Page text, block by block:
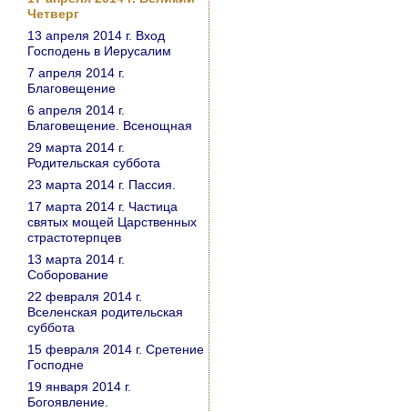
Четверг
13 апреля 2014 г. Вход
Господень в Иерусалим
7 апреля 2014 г.
Благовещение
6 апреля 2014 г.
Благовещение. Всенощная
29 марта 2014 г.
Родительская суббота
23 марта 2014 г. Пассия.
17 марта 2014 г. Частица
святых мощей Царственных
страстотерпцев
13 марта 2014 г.
Соборование
22 февраля 2014 г.
Вселенская родительская
суббота
15 февраля 2014 г. Сретение
Господне
19 января 2014 г.
Богоявление.